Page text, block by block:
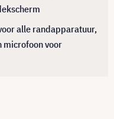
alle randapparatuur,
microfoon voor